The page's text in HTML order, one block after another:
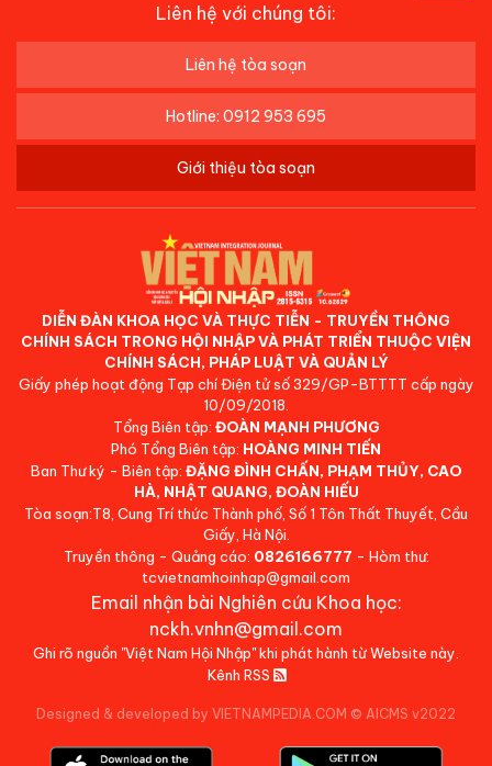
Liên hệ với chúng tôi:
Liên hệ tòa soạn
Hotline: 0912 953 695
Giới thiệu tòa soạn
DIỄN ĐÀN KHOA HỌC VÀ THỰC TIỄN - TRUYỀN THÔNG
CHÍNH SÁCH TRONG HỘI NHẬP VÀ PHÁT TRIỂN THUỘC VIỆN
CHÍNH SÁCH, PHÁP LUẬT VÀ QUẢN LÝ
Giấy phép hoạt động Tạp chí Điện tử số 329/GP-BTTTT cấp ngày
10/09/2018.
Tổng Biên tập: ĐOÀN MẠNH PHƯƠNG
Phó Tổng Biên tập: HOÀNG MINH TIẾN
Ban Thư ký - Biên tập: ĐẶNG ĐÌNH CHẤN, PHẠM THỦY, CAO
HÀ, NHẬT QUANG, ĐOÀN HIẾU
Tòa soạn:T8, Cung Trí thức Thành phố, Số 1 Tôn Thất Thuyết, Cầu
Giấy, Hà Nội.
Truyền thông - Quảng cáo: 0826166777 - Hòm thư:
tcvietnamhoinhap@gmail.com
Email nhận bài Nghiên cứu Khoa học:
nckh.vnhn@gmail.com
Ghi rõ nguồn "Việt Nam Hội Nhập" khi phát hành từ Website này.
Kênh RSS
Designed & developed by VIETNAMPEDIA.COM © AICMS v2022